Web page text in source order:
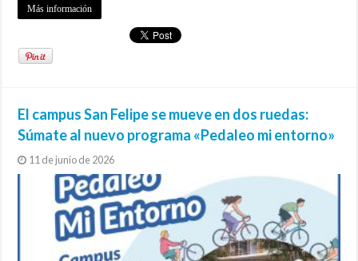
Más información
El campus San Felipe se mueve en dos ruedas:
Súmate al nuevo programa «Pedaleo mi entorno»
11 de junio de 2026